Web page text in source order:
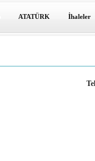
ATATÜRK İhaleler